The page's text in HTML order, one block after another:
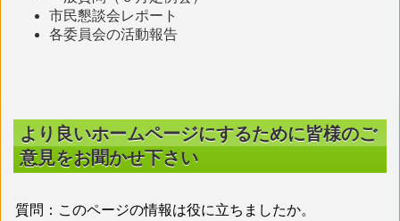
市民懇談会レポート
各委員会の活動報告
より良いホームページにするために皆様のご
意見をお聞かせ下さい
質問：このページの情報は役に立ちましたか。